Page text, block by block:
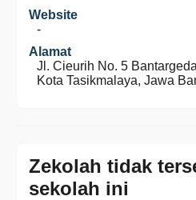
Website
-
Alamat
Jl. Cieurih No. 5
Kota Tasikmalaya, Jawa
Zekolah tidak
sekolah ini